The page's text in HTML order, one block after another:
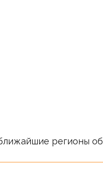
регионы
менеджерами